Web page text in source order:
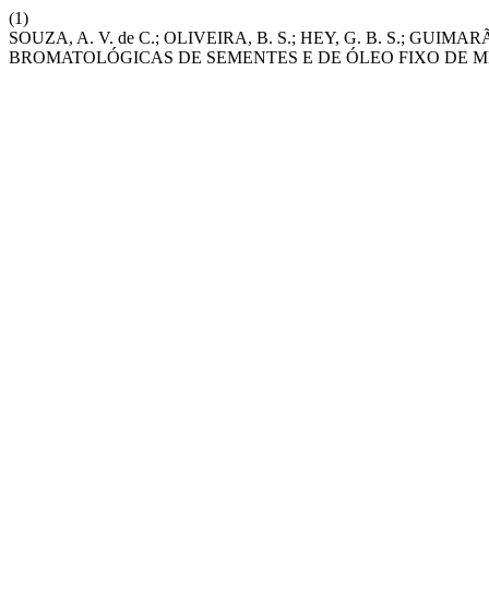
(1)
SOUZA, A. V. de C.; OLIVEIRA, B. S.; HEY, G. B. S.;
BROMATOLÓGICAS DE SEMENTES E DE ÓLEO FIXO